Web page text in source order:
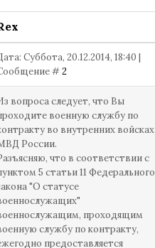
Суббота, 20.12.2014, 18:40 |
#2
вопроса следует, что Вы
военную службу по
во внутренних войсках
России.
что в соответствии с
5 статьи 11 Федерального
"О статусе
проходящим
службу по контракту,
предоставляется